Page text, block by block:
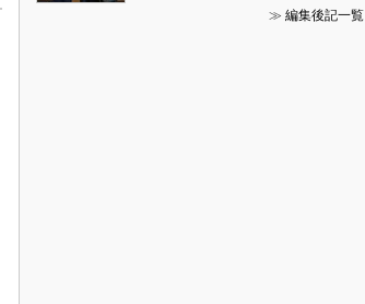
≫ 編集後記一覧